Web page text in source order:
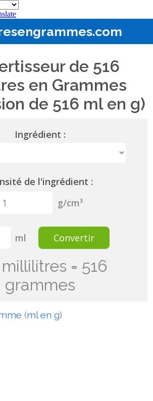
de 516
en Grammes
de 516 ml en g)
Ingrédient :
de l'ingrédient :
g/cm³
ml Convertir
= 516
grammes
(ml en g)